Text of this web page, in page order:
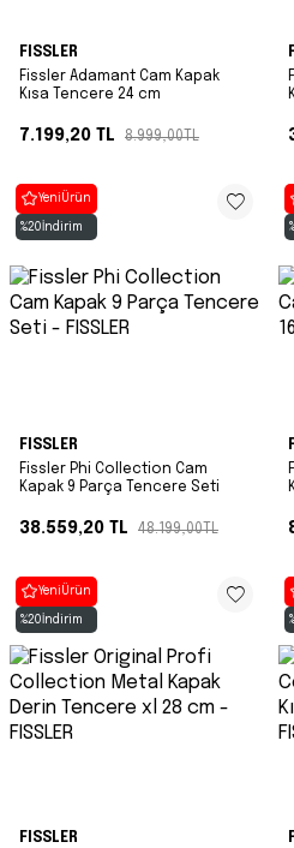
FISSLER
Fissler Adamant Cam Kapak
Kısa Tencere 24 cm
7.199,20 TL 8.999,00TL
Yeni Ürün
%20 İndirim
FISSLER
Fissler Phi Collection Cam
Kapak 9 Parça Tencere Seti
38.559,20 TL 48.199,00TL
Yeni Ürün
%20 İndirim
FISSLER